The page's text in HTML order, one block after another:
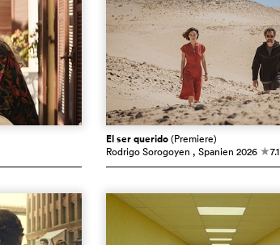
El ser querido(Premiere)
Rodrigo Sorogoyen , Spanien 2026 c7.1